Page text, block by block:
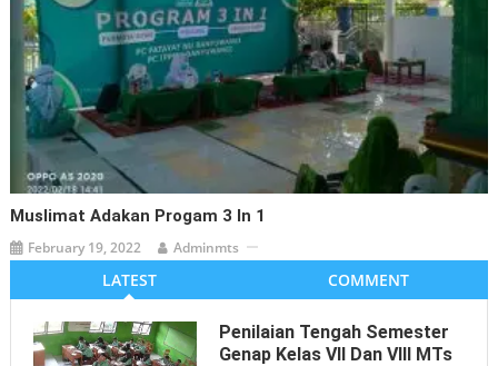
Muslimat Adakan Progam 3 In 1
February 19, 2022 Adminmts
LATEST COMMENT
Penilaian Tengah Semester
Genap Kelas VII Dan VIII MTs